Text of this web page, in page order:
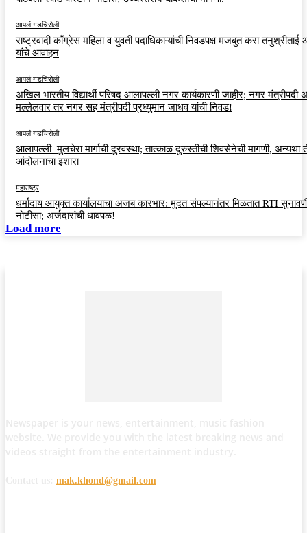
आपलं गडचिरोली
राष्ट्रवादी काँग्रेस महिला व युवती पदाधिकाऱ्यांची निवडपक्ष मजबुत करा तनुश्रीताई
यांचे आवाहन
आपलं गडचिरोली
अखिल भारतीय विद्यार्थी परिषद आलापल्ली नगर कार्यकारणी जाहीर; नगर मंत्रीपदी
मल्लेलवार तर नगर सह मंत्रीपदी प्रध्युमान जाधव यांची निवड!
आपलं गडचिरोली
आलापल्ली–मुलचेरा मार्गाची दुरवस्था; तात्काळ दुरुस्तीची शिवसेनेची मागणी, अन्यथा
आंदोलनाचा इशारा
महाराष्ट्र
धर्मादाय आयुक्त कार्यालयाचा अजब कारभार: मुदत संपल्यानंतर मिळतात RTI
नोटीसा; अर्जदारांची धावपळ!
Load more
mak.khond@gmail.com